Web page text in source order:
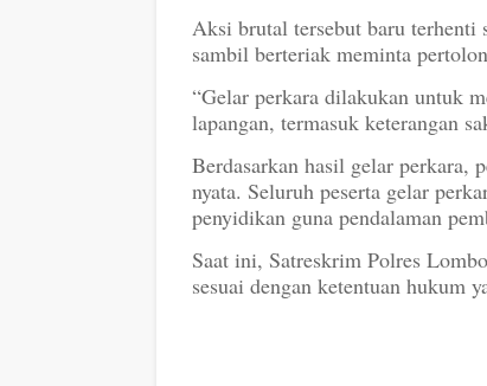
Aksi brutal tersebut baru terhenti
sambil berteriak meminta
“Gelar perkara dilakukan untuk
lapangan, termasuk keterangan
Berdasarkan hasil gelar perkara,
nyata. Seluruh peserta gelar
penyidikan guna pendalaman
Saat ini, Satreskrim Polres
sesuai dengan ketentuan hukum